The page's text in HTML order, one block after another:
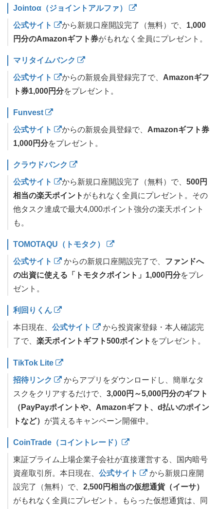
Jointoα（ジョイントアルファ）
公式サイト から新規口座開設完了（無料）で、 1,000
円分のAmazonギフト券がもれなく全員にプレゼント。
マリタイムバンク
公式サイト からの新規会員登録完了で、 Amazonギフ
ト券1,000円分をプレゼント。
Funvest
公式サイト からの新規会員登録で、 Amazonギフト券
1,000円分をプレゼント。
クラウドバンク
公式サイト から新規口座開設完了（無料）で、 500円
相当の楽天ポイント がもれなく全員にプレゼント。その
他タスク達成で最大4,000ポイント強分の楽天ポイント
も。
TOMOTAQU（トモタク）
公式サイト からの新規口座開設完了で、 ファンドへ
の出資に使える「トモタクポイント」1,000円分をプレ
ゼント。
利回りくん
本日現在、 公式サイト
から投資家登録・本人確認完
了で、 楽天ポイントギフト500ポイント をプレゼント。
TikTok Lite
招待リンク
からアプリをダウンロードし、簡単なタ
スクをクリアするだけで、 3,000円～5,000円分のギフト
（PayPayポイントや、Amazonギフト、d払いのポイン
トなど） が貰えるキャンペーン開催中。
CoinTrade（コイントレード）
東証プライム上場企業子会社が直接運営する、国内暗号
資産取引所。本日現在、 公式サイト
から新規口座開
設完了（無料）で、 2,500円相当の仮想通貨（イーサ）
がもれなく全員にプレゼント。もらった仮想通貨は、同